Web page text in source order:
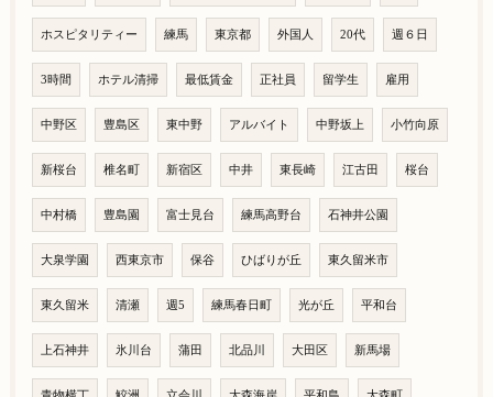
ホスピタリティー 練馬 東京都 外国人 20代 週６日
3時間 ホテル清掃 最低賃金 正社員 留学生 雇用
中野区 豊島区 東中野 アルバイト 中野坂上 小竹向原
新桜台 椎名町 新宿区 中井 東長崎 江古田 桜台
中村橋 豊島園 富士見台 練馬高野台 石神井公園
大泉学園 西東京市 保谷 ひばりが丘 東久留米市
東久留米 清瀬 週5 練馬春日町 光が丘 平和台
上石神井 氷川台 蒲田 北品川 大田区 新馬場